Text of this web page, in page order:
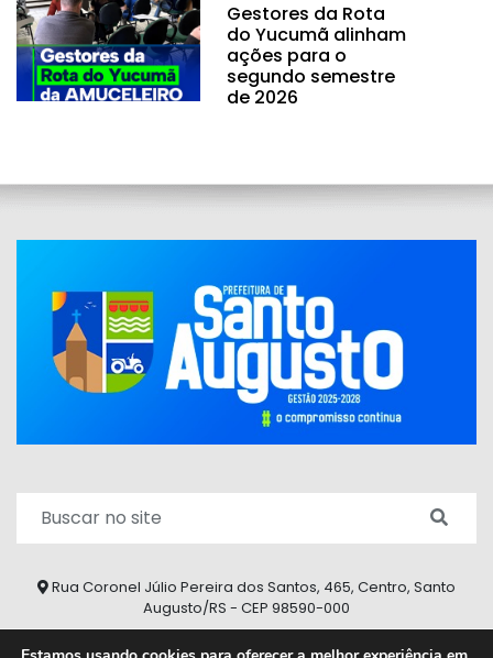
Gestores da Rota
do Yucumã alinham
ações para o
segundo semestre
de 2026
Rua Coronel Júlio Pereira dos Santos, 465, Centro, Santo
Augusto/RS - CEP 98590-000